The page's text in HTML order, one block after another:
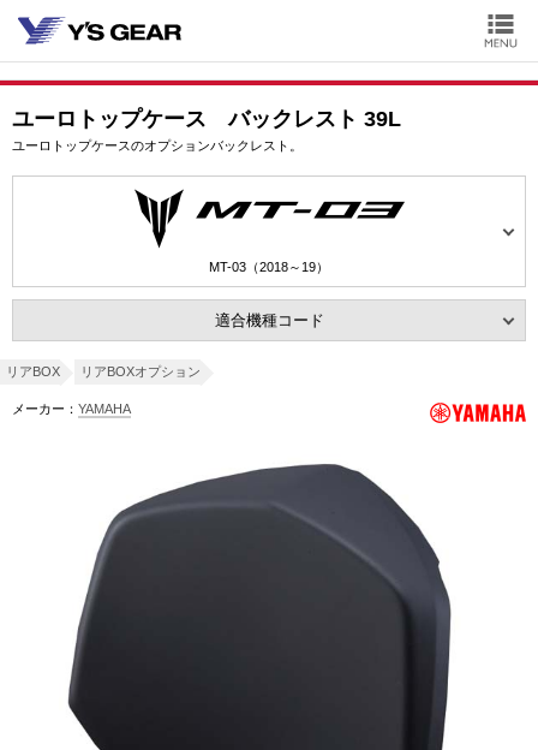
ユーロトップケース バックレスト 39L
ユーロトップケースのオプションバックレスト。
MT-03（2018～19）
適合機種コード
リアBOX リアBOXオプション
メーカー： YAMAHA